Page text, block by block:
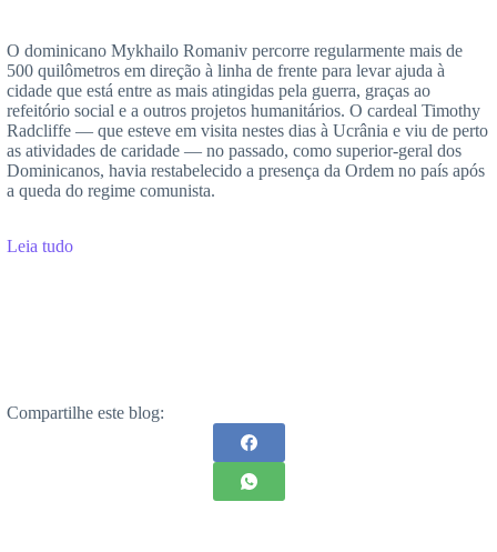
O dominicano Mykhailo Romaniv percorre regularmente mais de
500 quilômetros em direção à linha de frente para levar ajuda à
cidade que está entre as mais atingidas pela guerra, graças ao
refeitório social e a outros projetos humanitários. O cardeal Timothy
Radcliffe — que esteve em visita nestes dias à Ucrânia e viu de perto
as atividades de caridade — no passado, como superior-geral dos
Dominicanos, havia restabelecido a presença da Ordem no país após
a queda do regime comunista.
Leia tudo
Compartilhe este blog: